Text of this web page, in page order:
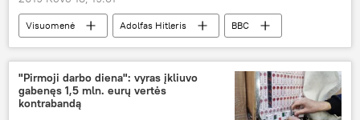
Visuomenė Adolfas Hitleris
BBC
Vilnius
kino filmavimas
eismo ribojimas
"Pirmoji darbo diena": vyras įkliuvo
gabenęs 1,5 mln. eurų vertės
kontrabandą